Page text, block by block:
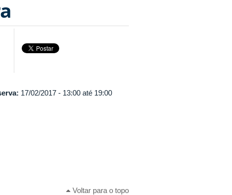
17/02/2017 - 13:00 até 19:00
Voltar para o topo